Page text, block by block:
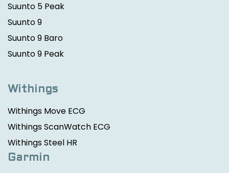
Suunto 5 Peak
Suunto 9
Suunto 9 Baro
Suunto 9 Peak
Withings
Withings Move ECG
Withings ScanWatch ECG
Withings Steel HR
Garmin